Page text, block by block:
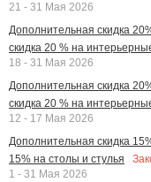
21 - 31 Мая 2026
Дополнительная скидка
скидка 20 % на
18 - 31 Мая 2026
Дополнительная скидка
скидка 20 % на
12 - 17 Мая 2026
Дополнительная скидка
15% на столы и стулья
1 - 31 Мая 2026